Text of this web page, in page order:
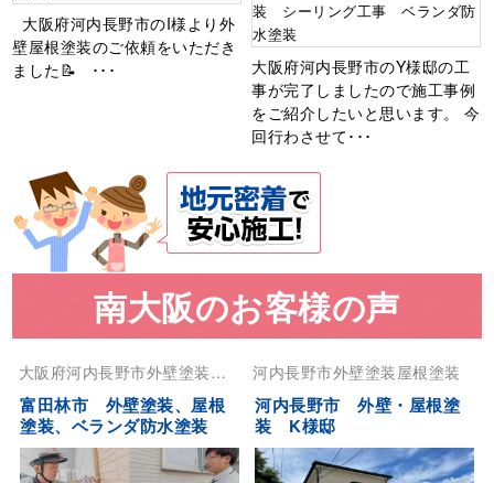
大阪府河内長野市のI様より外
壁屋根塗装のご依頼をいただき
ました📝 ･･･
装 シーリング工事 ベランダ防
水塗装
大阪府河内長野市のY様邸の工
事が完了しましたので施工事例
をご紹介したいと思います。 今
回行わさせて･･･
南大阪のお客様の声
大阪府河内長野市外壁塗装屋
根塗装
富田林市 外壁塗装、屋根
塗装、ベランダ防水塗装
河内長野市外壁塗装屋根塗装
河内長野市 外壁・屋根塗
装 K様邸